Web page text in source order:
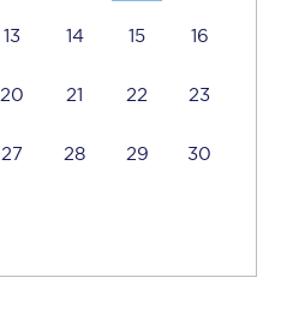
13 14 15 16
20 21 22 23
27 28 29 30